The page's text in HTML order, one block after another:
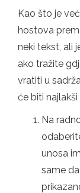
Kao što je
hostova
neki tekst, ali
ako tražite
vratiti u
će biti najlakši
Na
unosa
same